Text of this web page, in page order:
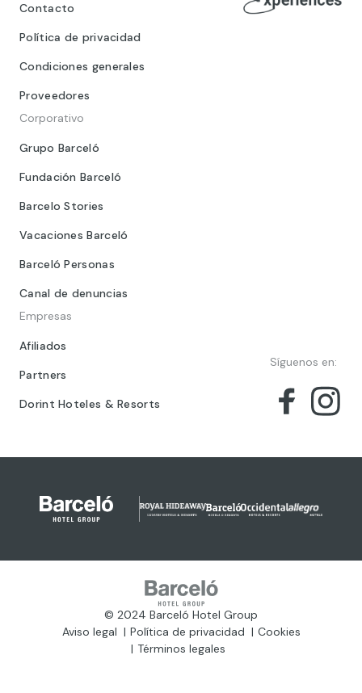
Contacto
Política de privacidad
Condiciones generales
Proveedores
Corporativo
Grupo Barceló
Fundación Barceló
Barcelo Stories
Vacaciones Barceló
Barceló Personas
Canal de denuncias
Empresas
Afiliados
Partners
Dorint Hoteles & Resorts
Síguenos en:
© 2024 Barceló Hotel Group
Aviso legal
Política de privacidad
Cookies
Términos legales